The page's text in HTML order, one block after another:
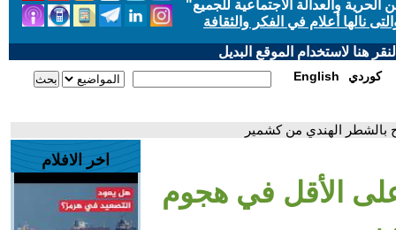
والعدالة الاجتماعية للجميع"
نالها أعلام في الفكر والثقافة
هنا لاستخدام الموقع البديل
English كوردي
على الأقل في هجوم
اخر الافلام